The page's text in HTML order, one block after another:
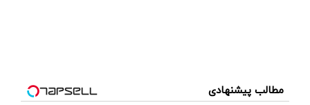
مطالب پیشنهادی